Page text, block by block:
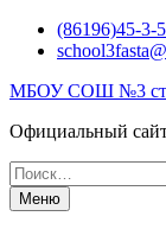
Перейти(86196)45-3-
МБОУ СОШ №3
Официальный
Поиск
по:Меню